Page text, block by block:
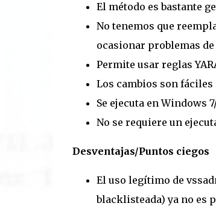
El método es bastante
No tenemos que
ocasionar problemas
Permite usar reglas
Los cambios son fáciles
Se ejecuta en Windows
No se requiere un
Desventajas/Puntos ciegos
El uso legítimo de
blacklisteada) ya no es